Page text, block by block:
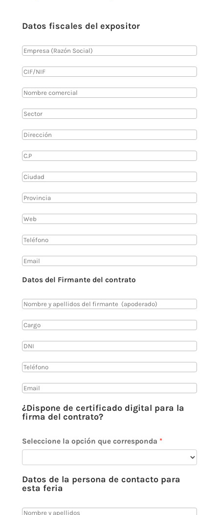
Datos fiscales del expositor
Datos del Firmante del contrato
¿Dispone de certificado digital para la
firma del contrato?
Seleccione la opción que corresponda
Datos de la persona de contacto para
esta feria